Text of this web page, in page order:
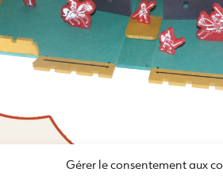
Gérer le consentement aux